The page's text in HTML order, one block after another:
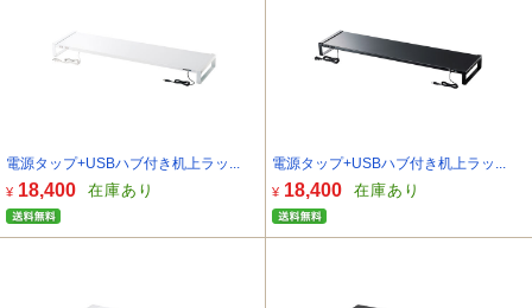
電源タップ+USBハブ付き机上ラッ...
¥ 18,400 在庫あり
電源タップ+USBハブ付き机上ラッ...
¥ 18,400 在庫あり